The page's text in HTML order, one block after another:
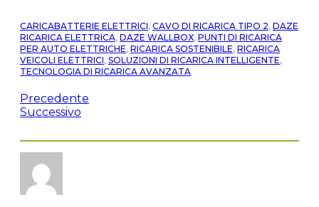
CARICABATTERIE ELETTRICI, CAVO DI RICARICA TIPO 2, DAZE
RICARICA ELETTRICA, DAZE WALLBOX, PUNTI DI RICARICA
PER AUTO ELETTRICHE, RICARICA SOSTENIBILE, RICARICA
VEICOLI ELETTRICI, SOLUZIONI DI RICARICA INTELLIGENTE,
TECNOLOGIA DI RICARICA AVANZATA
Precedente
Successivo